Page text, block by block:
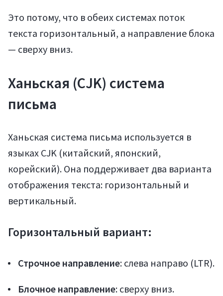
Регистрация
Это потому, что в обеих системах поток
текста горизонтальный, а направление блока
— сверху вниз.
Ханьская (CJK) система
письма
Ханьская система письма используется в
языках CJK (китайский, японский,
корейский). Она поддерживает два варианта
отображения текста: горизонтальный и
вертикальный.
Горизонтальный вариант:
Строчное направление: слева направо (LTR).
Блочное направление: сверху вниз.